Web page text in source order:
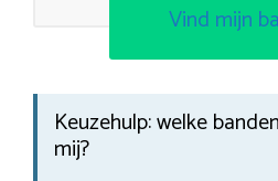
Vind mijn
Keuzehulp: welke
mij?